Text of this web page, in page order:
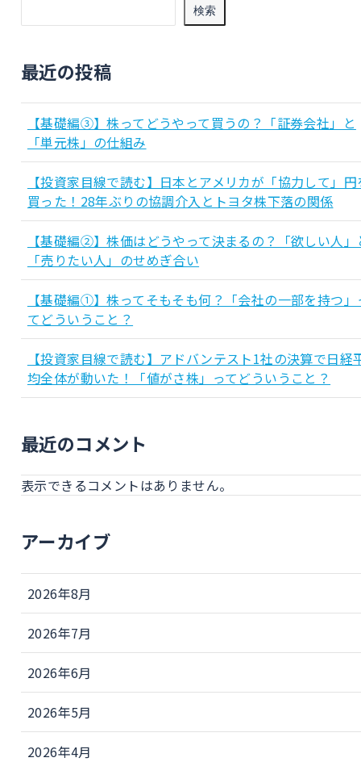
検索
最近の投稿
【基礎編③】株ってどうやって買うの？「証券会社」と
「単元株」の仕組み
【投資家目線で読む】日本とアメリカが「協力して」円
買った！28年ぶりの協調介入とトヨタ株下落の関係
【基礎編②】株価はどうやって決まるの？「欲しい人」
「売りたい人」のせめぎ合い
【基礎編①】株ってそもそも何？「会社の一部を持つ」
てどういうこと？
【投資家目線で読む】アドバンテスト1社の決算で日経
均全体が動いた！「値がさ株」ってどういうこと？
最近のコメント
表示できるコメントはありません。
アーカイブ
2026年8月
2026年7月
2026年6月
2026年5月
2026年4月